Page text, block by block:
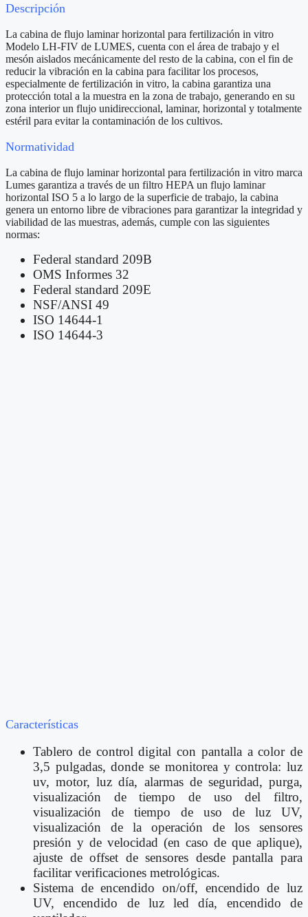
Descripción
La cabina de flujo laminar horizontal para fertilización in vitro
Modelo LH-FIV de LUMES, cuenta con el área de trabajo y el
mesón aislados mecánicamente del resto de la cabina, con el fin de
reducir la vibración en la cabina para facilitar los procesos,
especialmente de fertilización in vitro, la cabina garantiza una
protección total a la muestra en la zona de trabajo, generando en su
zona interior un flujo unidireccional, laminar, horizontal y totalmente
estéril para evitar la contaminación de los cultivos.
Normatividad
La cabina de flujo laminar horizontal para fertilización in vitro marca
Lumes garantiza a través de un filtro HEPA un flujo laminar
horizontal ISO 5 a lo largo de la superficie de trabajo, la cabina
genera un entorno libre de vibraciones para garantizar la integridad y
viabilidad de las muestras, además, cumple con las siguientes
normas:
Federal standard 209B
OMS Informes 32
Federal standard 209E
NSF/ANSI 49
ISO 14644-1
ISO 14644-3
Características
Tablero de control digital con pantalla a color de
3,5 pulgadas, donde se monitorea y controla: luz
uv, motor, luz día, alarmas de seguridad, purga,
visualización de tiempo de uso del filtro,
visualización de tiempo de uso de luz UV,
visualización de la operación de los sensores
presión y de velocidad (en caso de que aplique),
ajuste de offset de sensores desde pantalla para
facilitar verificaciones metrológicas.
Sistema de encendido on/off, encendido de luz
UV, encendido de luz led día, encendido de